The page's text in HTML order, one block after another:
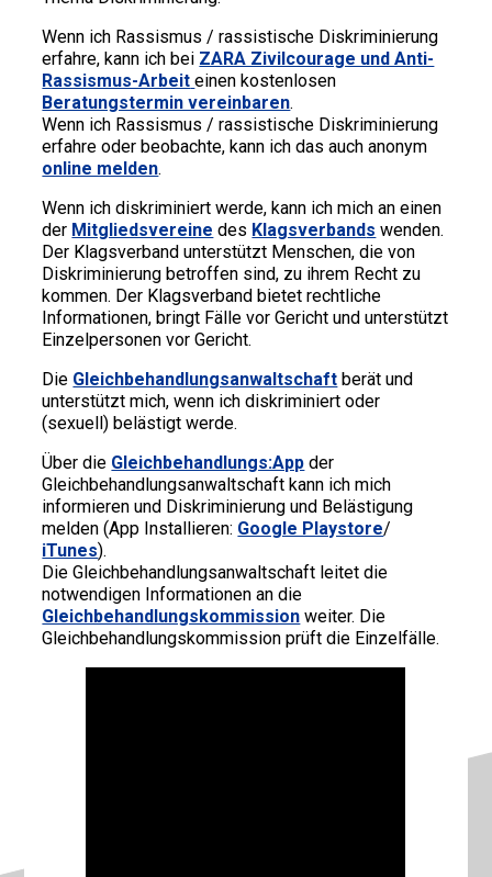
Wenn ich Rassismus / rassistische Diskriminierung
erfahre, kann ich bei ZARA Zivilcourage und Anti-
Rassismus-Arbeit einen kostenlosen
Beratungstermin vereinbaren.
Wenn ich Rassismus / rassistische Diskriminierung
erfahre oder beobachte, kann ich das auch anonym
online melden.
Wenn ich diskriminiert werde, kann ich mich an einen
der Mitgliedsvereine des Klagsverbands wenden.
Der Klagsverband unterstützt Menschen, die von
Diskriminierung betroffen sind, zu ihrem Recht zu
kommen. Der Klagsverband bietet rechtliche
Informationen, bringt Fälle vor Gericht und unterstützt
Einzelpersonen vor Gericht.
Die Gleichbehandlungsanwaltschaft berät und
unterstützt mich, wenn ich diskriminiert oder
(sexuell) belästigt werde.
Über die Gleichbehandlungs:App der
Gleichbehandlungsanwaltschaft kann ich mich
informieren und Diskriminierung und Belästigung
melden (App Installieren: Google Playstore/
iTunes).
Die Gleichbehandlungsanwaltschaft leitet die
notwendigen Informationen an die
Gleichbehandlungskommission weiter. Die
Gleichbehandlungskommission prüft die Einzelfälle.